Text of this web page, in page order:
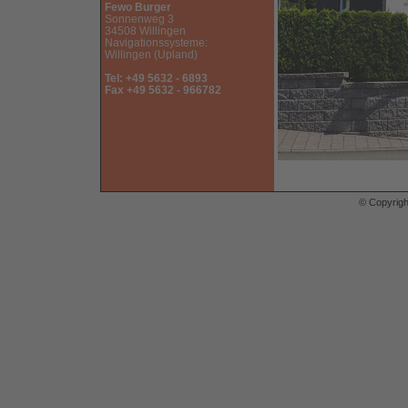
Fewo Burger
Sonnenweg 3
34508 Willingen
Navigationssysteme:
Willingen (Upland)
Tel: +49 5632 - 6893
Fax +49 5632 - 966782
©